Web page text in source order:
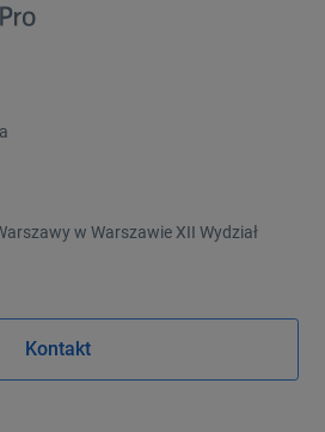
w Warszawie XII Wydział
Kontakt